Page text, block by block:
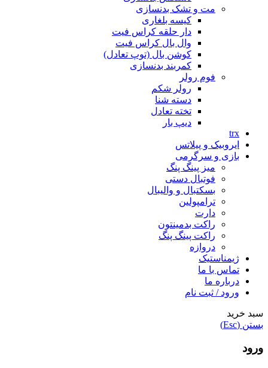
مت و تشک بدنسازی
کیسه بلغاری
دار حلقه کراس فیت
وال بال کراس فیت
کوشن بال (توپ تعادل)
کمربند بدنسازی
فوم رولر
رولر شکم
دسته شنا
تخته تعادل
دیپ بار
trx
ایروبیک و پیلاتس
بازی و سرگرمی
میز پینگ پنگ
فوتبال دستی
بسکتبال و والیبال
ترامپولین
دارت
راکت بدمینتون
راکت پینگ پنگ
دروازه
ژیمناستیک
تماس با ما
درباره ما
ورود / ثبت نام
سبد خرید
بستن (Esc)
ورود